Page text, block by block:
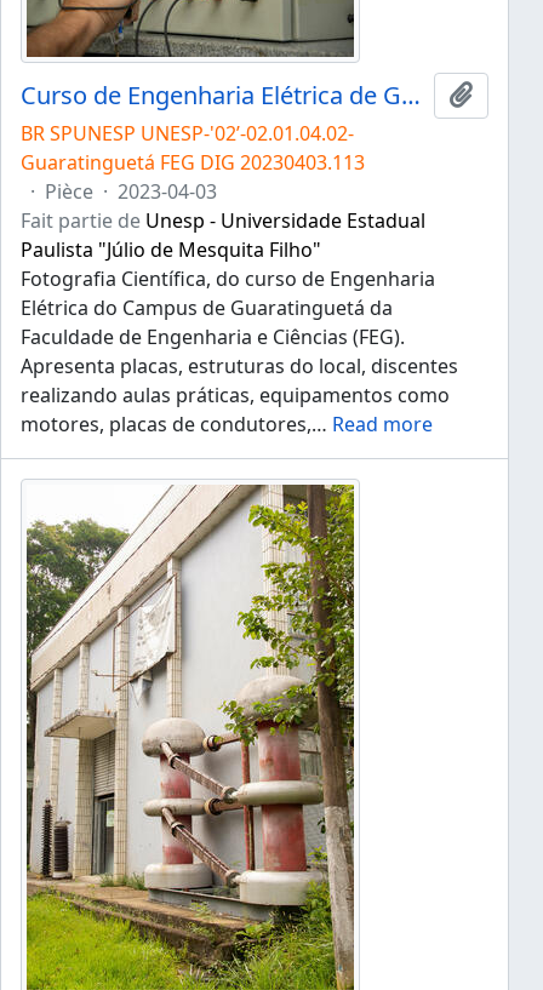
Curso de Engenharia Elétrica de Guaratinguetá
Ajouter
BR SPUNESP UNESP-'02’-02.01.04.02-
Guaratinguetá FEG DIG 20230403.113
· Pièce · 2023-04-03
Fait partie de Unesp - Universidade Estadual
Paulista "Júlio de Mesquita Filho"
Fotografia Científica, do curso de Engenharia
Elétrica do Campus de Guaratinguetá da
Faculdade de Engenharia e Ciências (FEG).
Apresenta placas, estruturas do local, discentes
realizando aulas práticas, equipamentos como
motores, placas de condutores,… Read more